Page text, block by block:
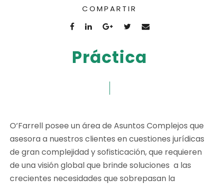
COMPARTIR
Práctica
O’Farrell posee un área de Asuntos Complejos que
asesora a nuestros clientes en cuestiones jurídicas
de gran complejidad y sofisticación, que requieren
de una visión global que brinde soluciones a las
crecientes necesidades que sobrepasan la